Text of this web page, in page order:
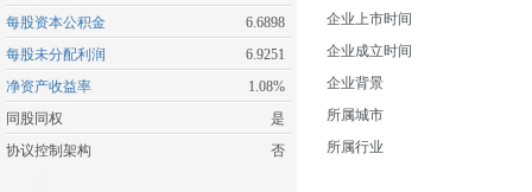
每股资本公积金
6.6898
每股未分配利润
6.9251
净资产收益率
1.08%
同股同权
是
协议控制架构
否
企业上市时间
企业成立时间
企业背景
所属城市
所属行业